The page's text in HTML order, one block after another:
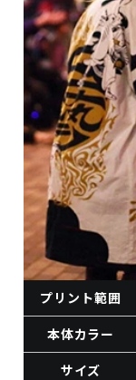
プリント範囲
本体カラー
サイズ